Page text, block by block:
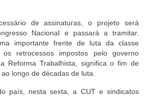
de assinaturas, o projeto será
Nacional e passará a tramitar.
importante frente de luta da classe
os retrocessos impostos pelo governo
Reforma Trabalhista, significa o fim de
longo de décadas de luta.
país, nesta sexta, a CUT e sindicatos